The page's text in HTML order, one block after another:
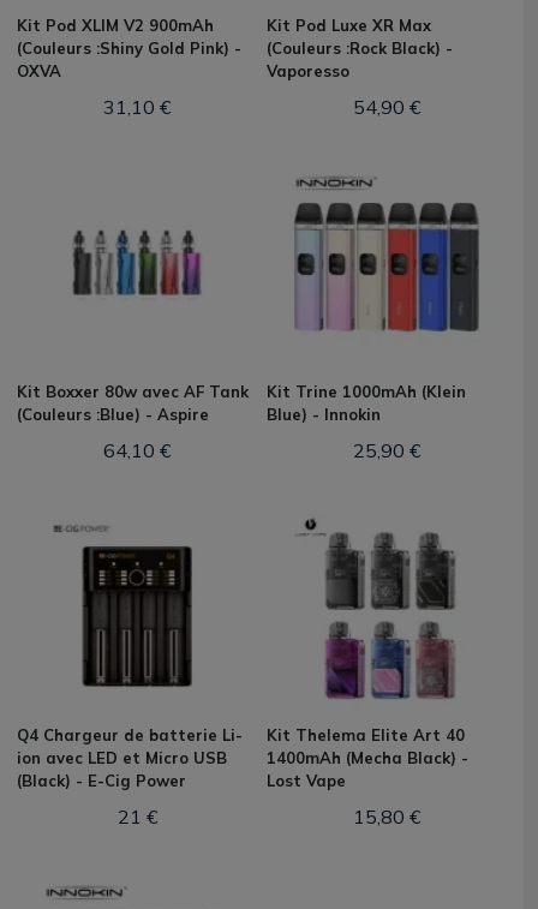
Kit Pod XLIM V2 900mAh
(Couleurs :Shiny Gold Pink) -
OXVA
31,10 €
Kit Pod Luxe XR Max
(Couleurs :Rock Black) -
Vaporesso
54,90 €
Kit Boxxer 80w avec AF Tank
(Couleurs :Blue) - Aspire
64,10 €
Kit Trine 1000mAh (Klein
Blue) - Innokin
25,90 €
Q4 Chargeur de batterie Li-
ion avec LED et Micro USB
(Black) - E-Cig Power
21 €
Kit Thelema Elite Art 40
1400mAh (Mecha Black) -
Lost Vape
15,80 €